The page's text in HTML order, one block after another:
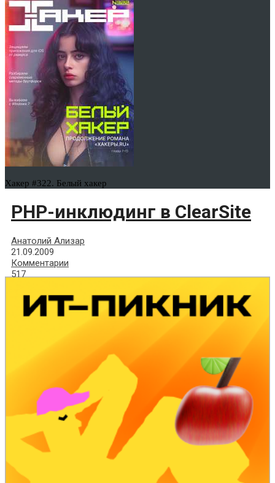
Хакер #322. Белый хакер
PHP-инклюдинг в ClearSite
Анатолий Ализар
21.09.2009
Комментарии
517